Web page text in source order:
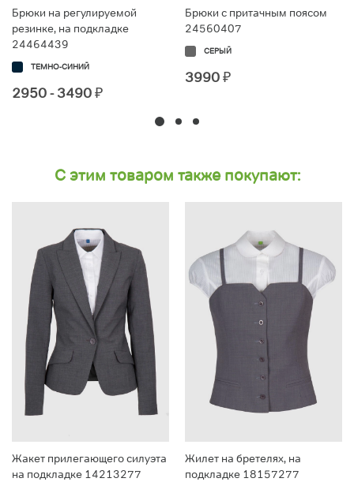
Брюки на регулируемой
резинке, на подкладке
24464439
ТЕМНО-СИНИЙ
2950 - 3490₽
Брюки с притачным поясом
24560407
СЕРЫЙ
3990₽
С этим товаром также покупают:
Жакет прилегающего силуэта
на подкладке 14213277
Жилет на бретелях, на
подкладке 18157277